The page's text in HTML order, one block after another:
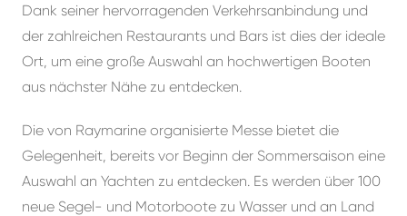
Dank seiner hervorragenden Verkehrsanbindung und
der zahlreichen Restaurants und Bars ist dies der ideale
Ort, um eine große Auswahl an hochwertigen Booten
aus nächster Nähe zu entdecken.
Die von Raymarine organisierte Messe bietet die
Gelegenheit, bereits vor Beginn der Sommersaison eine
Auswahl an Yachten zu entdecken. Es werden über 100
neue Segel- und Motorboote zu Wasser und an Land